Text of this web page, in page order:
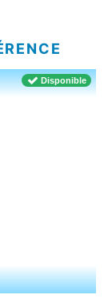
Disponible